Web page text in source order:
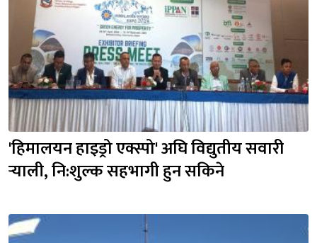
'हिमालयन हाइड्रो एक्स्पो' अघि विद्युतीय सवारी
र्‍याली, नि:शुल्क सहभागी हुन सकिने